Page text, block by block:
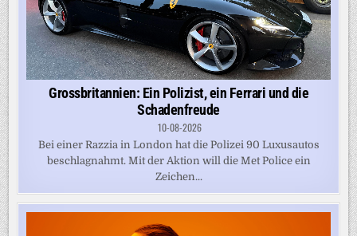
Grossbritannien: Ein Polizist, ein Ferrari und die
Schadenfreude
10-08-2026
Bei einer Razzia in London hat die Polizei 90 Luxusautos
beschlagnahmt. Mit der Aktion will die Met Police ein
Zeichen...